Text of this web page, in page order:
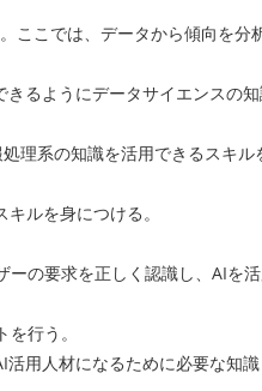
では、データから傾向を分析
ようにデータサイエンスの知
系の知識を活用できるスキル
ルを身につける。
要求を正しく認識し、AIを活
行う。
人材になるために必要な知識